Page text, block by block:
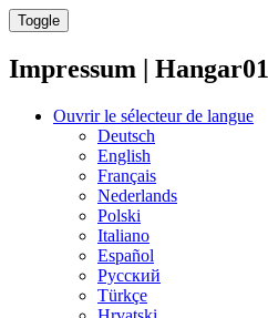
Toggle
Impressum | Hangar01
Ouvrir le sélecteur de langue
Deutsch
English
Français
Nederlands
Polski
Italiano
Español
Русский
Türkçe